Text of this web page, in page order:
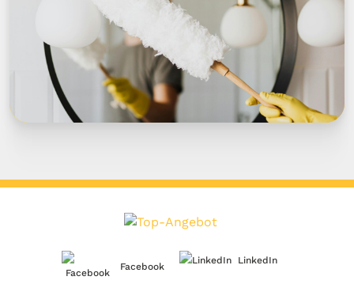
Facebook
LinkedIn